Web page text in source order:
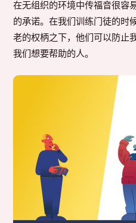
在无组织的环境中传福音很容
的承诺。在我们训练门徒的时
老的权柄之下，他们可以防止
我们想要帮助的人。